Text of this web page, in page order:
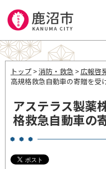
トップ >消防・救急 >広報啓
高規格救急自動車の寄贈を受
アステラス製薬
格救急自動車の